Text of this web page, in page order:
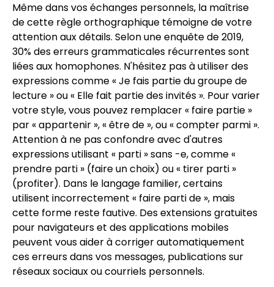
Même dans vos échanges personnels, la maîtrise
de cette règle orthographique témoigne de votre
attention aux détails. Selon une enquête de 2019,
30% des erreurs grammaticales récurrentes sont
liées aux homophones. N'hésitez pas à utiliser des
expressions comme « Je fais partie du groupe de
lecture » ou « Elle fait partie des invités ». Pour varier
votre style, vous pouvez remplacer « faire partie »
par « appartenir », « être de », ou « compter parmi ».
Attention à ne pas confondre avec d'autres
expressions utilisant « parti » sans -e, comme «
prendre parti » (faire un choix) ou « tirer parti »
(profiter). Dans le langage familier, certains
utilisent incorrectement « faire parti de », mais
cette forme reste fautive. Des extensions gratuites
pour navigateurs et des applications mobiles
peuvent vous aider à corriger automatiquement
ces erreurs dans vos messages, publications sur
réseaux sociaux ou courriels personnels.